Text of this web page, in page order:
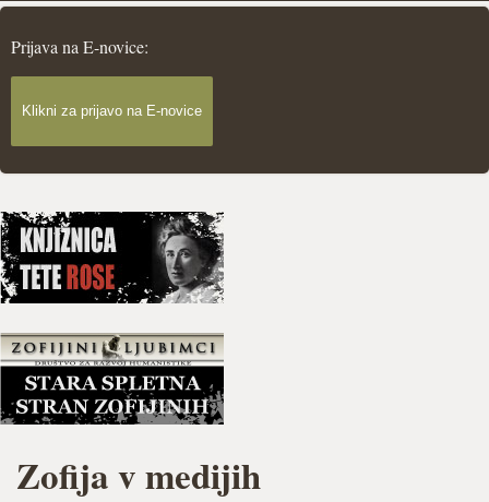
Prijava na E-novice:
Klikni za prijavo na E-novice
Zofija v medijih